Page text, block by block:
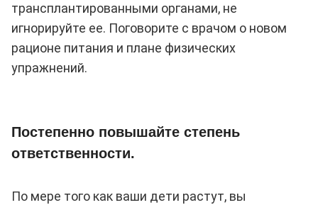
трансплантированными органами, не
игнорируйте ее. Поговорите с врачом о новом
рационе питания и плане физических
упражнений.
Постепенно повышайте степень
ответственности.
По мере того как ваши дети растут, вы